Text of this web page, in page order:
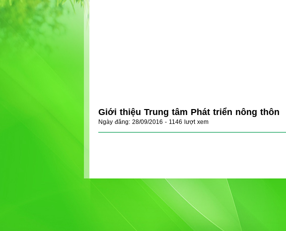
Giới thiệu Trung tâm Phát triển nông thôn
Ngày đăng: 28/09/2016 - 1146 lượt xem